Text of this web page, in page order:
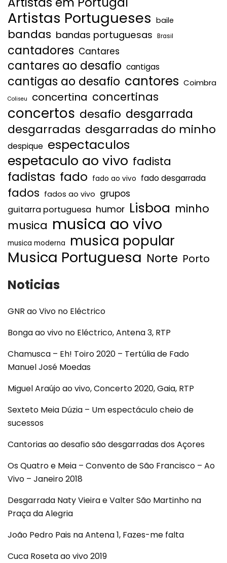
Artistas Portugueses baile
bandas bandas portuguesas Brasil
cantadores Cantares
cantares ao desafio cantigas
cantigas ao desafio cantores Coimbra
Coliseu concertina concertinas
concertos desafio desgarrada
desgarradas desgarradas do minho
despique espectaculos
espetaculo ao vivo fadista
fadistas fado fado ao vivo fado desgarrada
fados fados ao vivo grupos
guitarra portuguesa humor Lisboa minho
musica musica ao vivo
musica moderna musica popular
Musica Portuguesa Norte Porto
Noticias
GNR ao Vivo no Eléctrico
Bonga ao vivo no Eléctrico, Antena 3, RTP
Chamusca – Eh! Toiro 2020 – Tertúlia de Fado
Manuel José Moedas
Miguel Araújo ao vivo, Concerto 2020, Gaia, RTP
Sexteto Meia Dúzia – Um espectáculo cheio de
sucessos
Cantorias ao desafio são desgarradas dos Açores
Os Quatro e Meia – Convento de São Francisco – Ao
Vivo – Janeiro 2018
Desgarrada Naty Vieira e Valter São Martinho na
Praça da Alegria
João Pedro Pais na Antena 1, Fazes-me falta
Cuca Roseta ao vivo 2019